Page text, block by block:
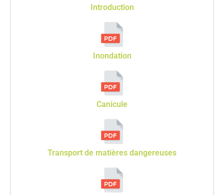
Introduction
Inondation
Canicule
Transport de matières dangereuses